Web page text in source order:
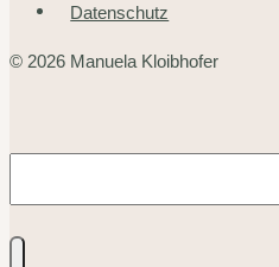
Datenschutz
© 2026 Manuela Kloibhofer